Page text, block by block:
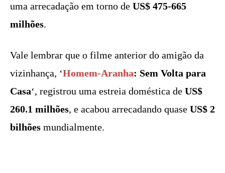
uma arrecadação em torno de US$ 475-665
milhões.
Vale lembrar que o filme anterior do amigão da
vizinhança, ‘Homem-Aranha: Sem Volta para
Casa‘, registrou uma estreia doméstica de US$
260.1 milhões, e acabou arrecadando quase US$ 2
bilhões mundialmente.